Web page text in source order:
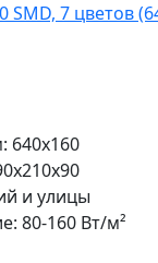
SMD, 7 цветов
640x160
и улицы
80-160 Вт/м²